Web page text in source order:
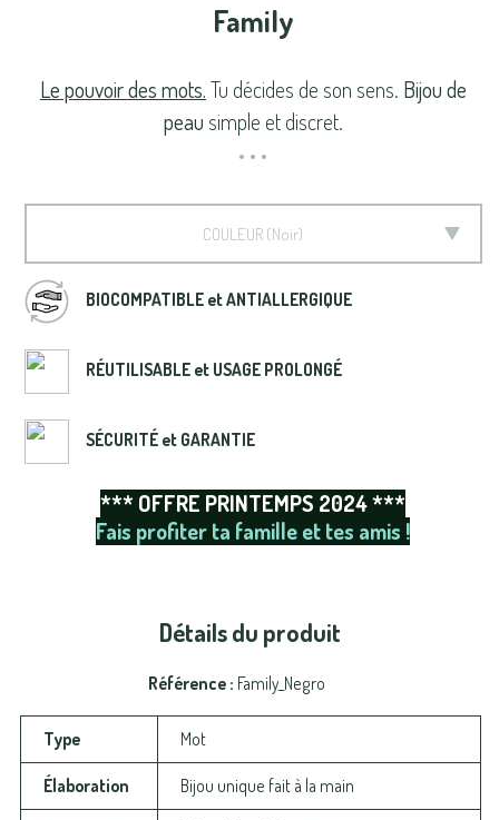
Family
Le pouvoir des mots. Tu décides de son sens. Bijou de
peau simple et discret.
COULEUR Noir
BIOCOMPATIBLE et ANTIALLERGIQUE
RÉUTILISABLE et USAGE PROLONGÉ
SÉCURITÉ et GARANTIE
*** OFFRE PRINTEMPS 2024 ***
Fais profiter ta famille et tes amis !
Détails du produit
Référence Family_Negro
Type Mot
Élaboration Bijou unique fait à la main